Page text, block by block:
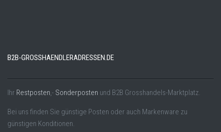
B2B-GROSSHAENDLERADRESSEN.DE
Ihr Restposten,- Sonderposten und B2B Grosshandels-Marktplatz.
Bei uns finden Sie günstige Posten oder auch Markenware zu
günstigen Konditionen.